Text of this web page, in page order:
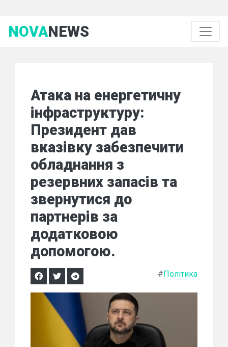
NOVANEWS
Атака на енергетичну
інфраструктуру:
Президент дав
вказівку забезпечити
обладнання з
резервних запасів та
звернутися до
партнерів за
додатковою
допомогою.
#Політика